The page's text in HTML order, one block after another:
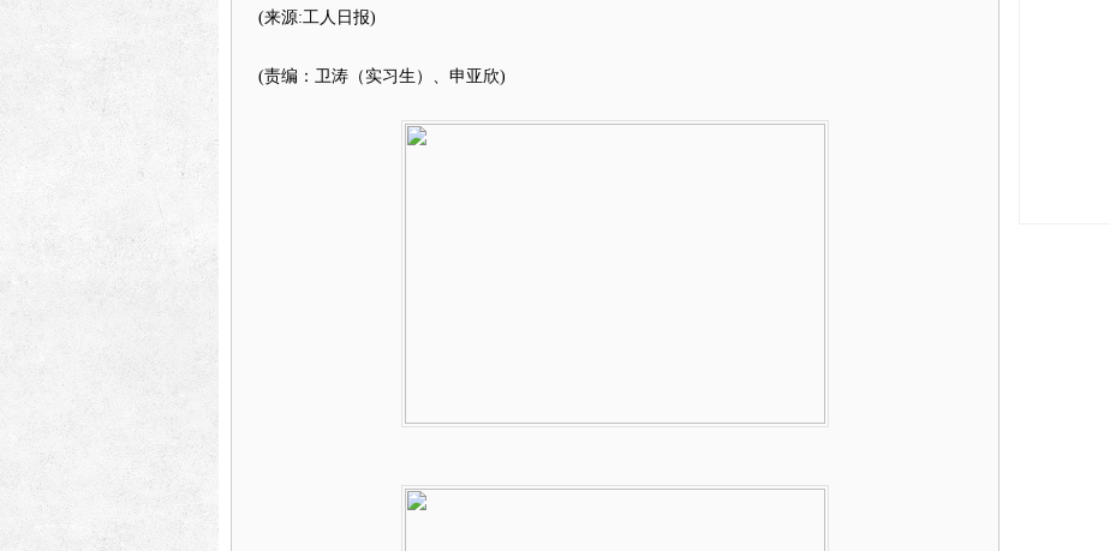
(来源:工人日报)
(责编：卫涛（实习生）、申亚欣)